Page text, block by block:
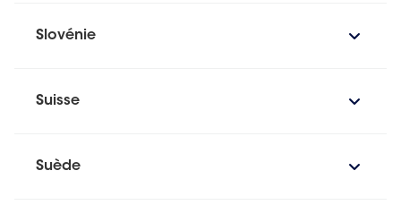
Slovénie
Suisse
Suède